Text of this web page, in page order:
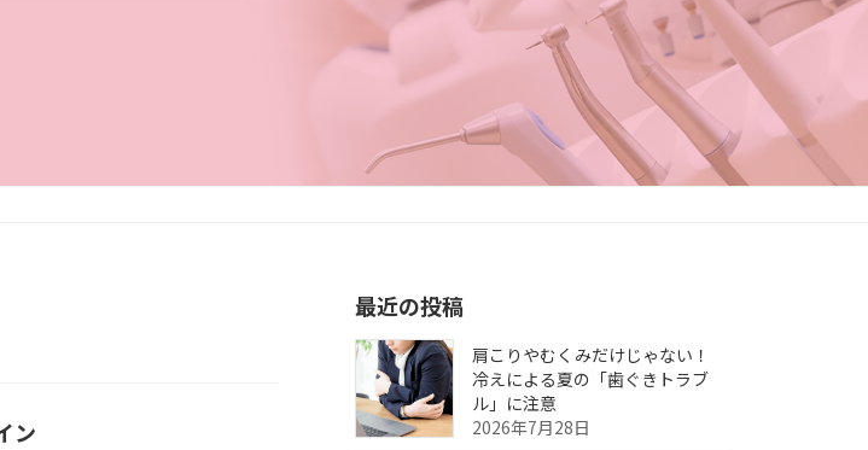
ン
最近の投稿
肩こりやむくみだけじゃない！
冷えによる夏の「歯ぐきトラブ
ル」に注意
2026年7月28日